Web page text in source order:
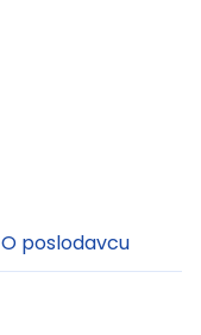
O poslodavcu